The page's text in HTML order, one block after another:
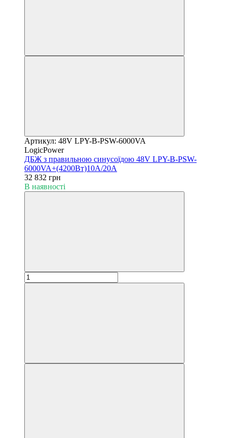
Артикул: 48V LPY-B-PSW-6000VA
LogicPower
ДБЖ з правильною синусоїдою 48V LPY-B-PSW-
6000VA+(4200Вт)10A/20A
32 832 грн
В наявності